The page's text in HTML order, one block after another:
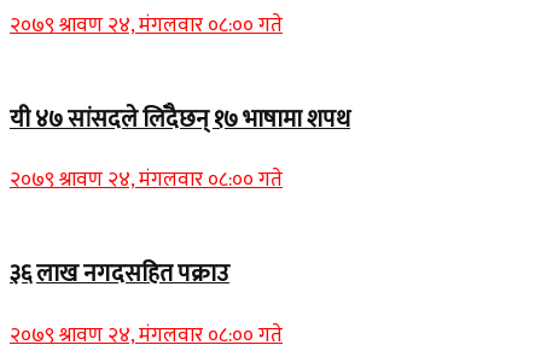
२०७९ श्रावण २४, मंगलवार ०८:०० गते
यी ४७ सांसदले लिँदैछन् १७ भाषामा शपथ
२०७९ श्रावण २४, मंगलवार ०८:०० गते
३६ लाख नगदसहित पक्राउ
२०७९ श्रावण २४, मंगलवार ०८:०० गते